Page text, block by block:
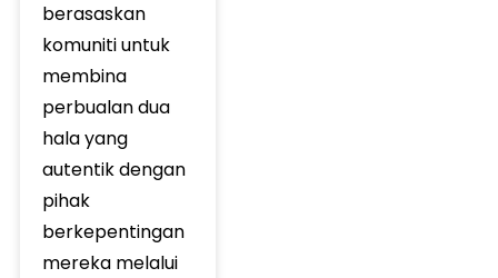
berasaskan
komuniti untuk
membina
perbualan dua
hala yang
autentik dengan
pihak
berkepentingan
mereka melalui